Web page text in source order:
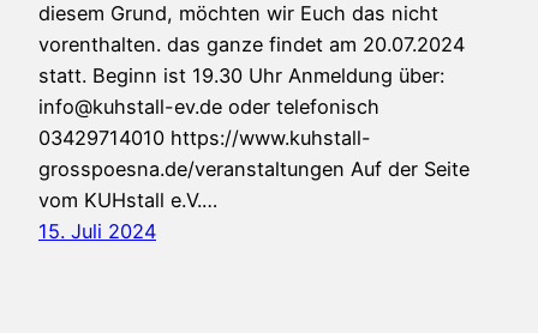
diesem Grund, möchten wir Euch das nicht
vorenthalten. das ganze findet am 20.07.2024
statt. Beginn ist 19.30 Uhr Anmeldung über:
info@kuhstall-ev.de oder telefonisch
03429714010 https://www.kuhstall-
grosspoesna.de/veranstaltungen Auf der Seite
vom KUHstall e.V.…
15. Juli 2024